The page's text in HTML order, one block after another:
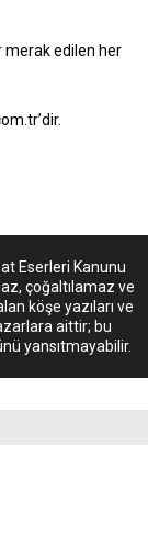
merak edilen her
Eserleri Kanunu
çoğaltılamaz ve
köşe yazıları ve
aittir; bu
yansıtmayabilir.